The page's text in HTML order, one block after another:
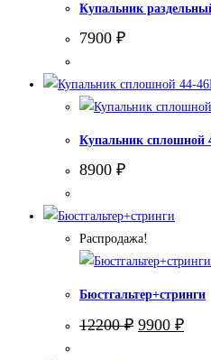
Купальник
7900 ₽
Купальник сплошной
8900 ₽
Распродажа!
Бюстгальтер+стринги
12200₽
цена
9900 ₽
цена: